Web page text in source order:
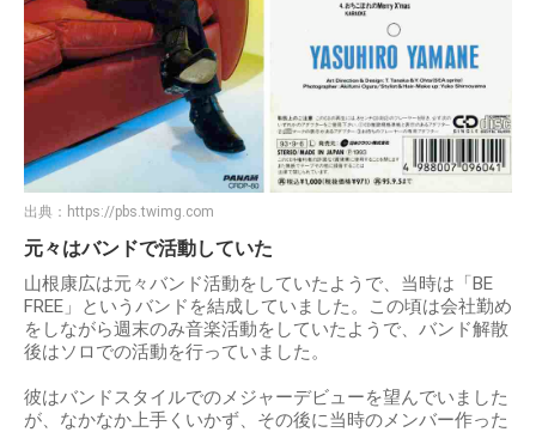
出典： https://pbs.twimg.com
元々はバンドで活動していた
山根康広は元々バンド活動をしていたようで、当時は「BE
FREE」というバンドを結成していました。この頃は会社勤め
をしながら週末のみ音楽活動をしていたようで、バンド解散
後はソロでの活動を行っていました。
彼はバンドスタイルでのメジャーデビューを望んでいました
が、なかなか上手くいかず、その後に当時のメンバー作った